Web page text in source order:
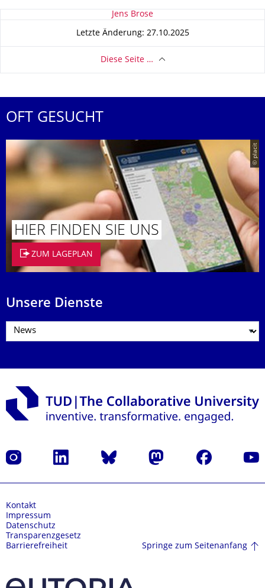
Zu dieser Seite Jens Brose
Letzte Änderung: 27.10.2025
Diese Seite …
OFT GESUCHT
© placit
HIER FINDEN SIE UNS
ZUM LAGEPLAN
Unsere Dienste
Instagram LinkedIn Bluesky Mastodon Facebook
Kontakt
Impressum
Datenschutz
Transparenzgesetz
Barrierefreiheit
Springe zum Seitenanfang